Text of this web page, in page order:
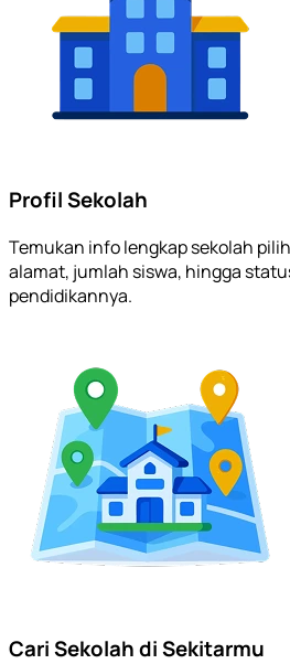
Profil Sekolah
Temukan info lengkap sekolah
alamat, jumlah siswa, hingga
pendidikannya.
Cari Sekolah di Sekitarmu